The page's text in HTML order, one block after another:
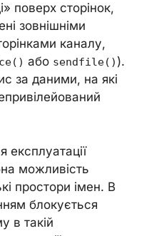
поверх сторінок,
зовнішніми
каналу,
або sendfile() ).
за даними, на які
можливість
простори імен. В
блокується
в такій